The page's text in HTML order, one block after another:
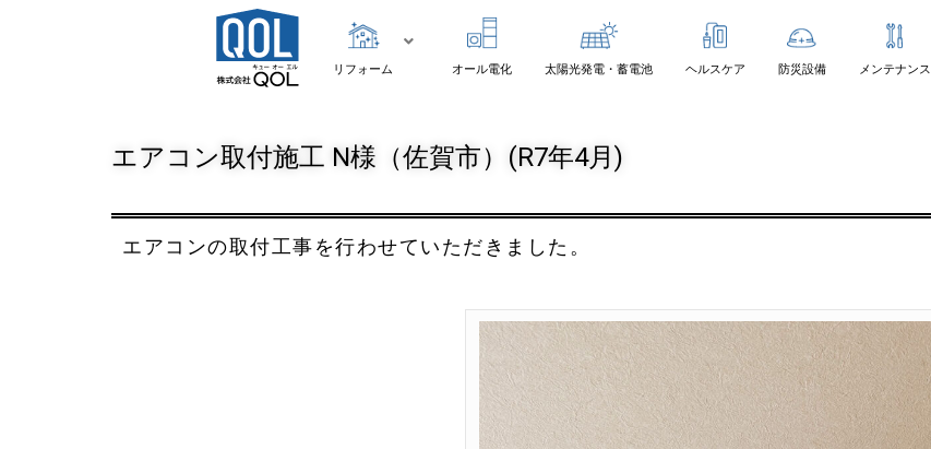
リフォーム オール電化 太陽光発電・蓄電池 ヘルスケア 防災設備 メンテナンス
エアコン取付施工 N様（佐賀市）(R7年4月)
エアコンの取付工事を行わせていただきました。